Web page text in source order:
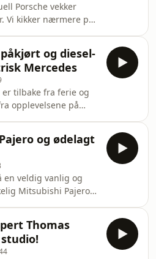
Porsche vekker
Vi kikker nærmere på
Hosted on Acast.
privacy for more
og diesel-
Mercedes
er tilbake fra ferie og
opplevelsene på
privacy for more
og ødelagt
en veldig vanlig og
Mitsubishi Pajero
ting ødelagt. Og
Hosted on
privacy for more
Thomas